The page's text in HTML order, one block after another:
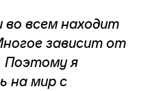
всем находит
зависит от
Поэтому я
на мир с